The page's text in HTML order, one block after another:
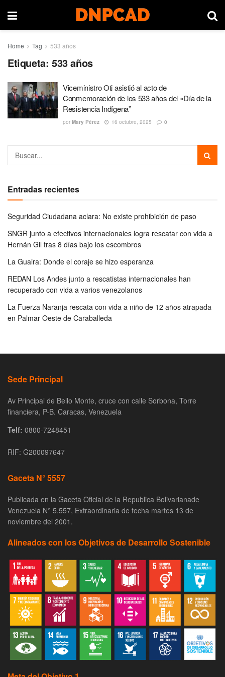
Home Tag 533 años
Etiqueta: 533 años
Viceministro Oti asistió al acto de
Conmemoración de los 533 años del «Día de la
Resistencia Indígena”
por Mary Pérez 16 octubre, 2025 0
Entradas recientes
Seguridad Ciudadana aclara: No existe prohibición de paso
SNGR junto a efectivos internacionales logra rescatar con vida a
Hernán Gil tras 8 días bajo los escombros
La Guaira: Donde el coraje se hizo esperanza
REDAN Los Andes junto a rescatistas internacionales han
recuperado con vida a varios venezolanos
La Fuerza Naranja rescata con vida a niño de 12 años atrapada
en Palmar Oeste de Caraballeda
Sede Principal
Av Principal de Bello Monte, cruce con calle Sorbona, Torre
financiera, P-B. Caracas, Venezuela
Telf: 0800-7248451
RIF: G200097647
Gaceta N° 5557
Publicada en la Gaceta Oficial de la Republica Bolivarianade
Venezuela N° 5.557, Extraordinaria de fecha martes 13 de
noviembre del 2001.
Alineados con los Objetivos de Desarrollo Sostenible